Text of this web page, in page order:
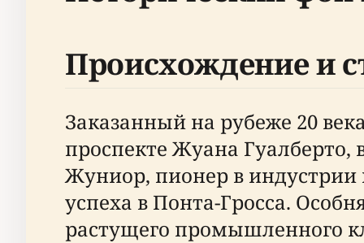
Происхождение и
Заказанный на рубеже 20
проспекте Жуана
Жуниор, пионер в индустрии
успеха в Понта-Гросса.
растущего промышленного